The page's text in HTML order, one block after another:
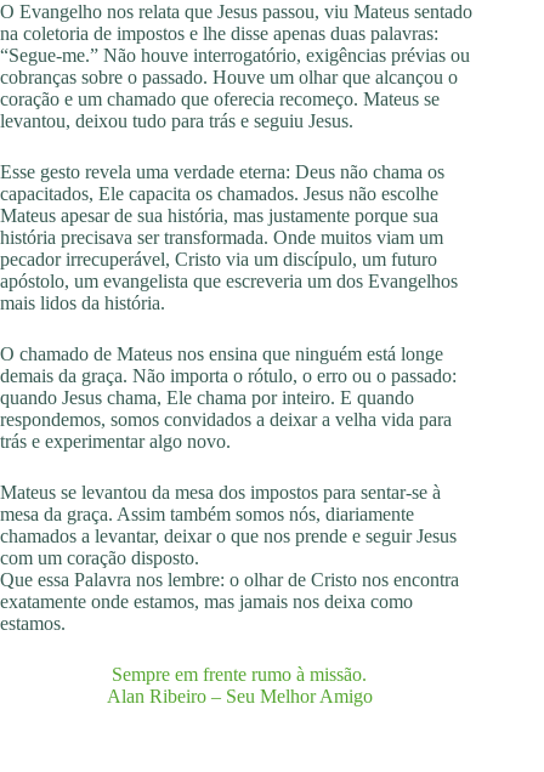
O Evangelho nos relata que Jesus passou, viu Mateus sentado
na coletoria de impostos e lhe disse apenas duas palavras:
“Segue-me.” Não houve interrogatório, exigências prévias ou
cobranças sobre o passado. Houve um olhar que alcançou o
coração e um chamado que oferecia recomeço. Mateus se
levantou, deixou tudo para trás e seguiu Jesus.
Esse gesto revela uma verdade eterna: Deus não chama os
capacitados, Ele capacita os chamados. Jesus não escolhe
Mateus apesar de sua história, mas justamente porque sua
história precisava ser transformada. Onde muitos viam um
pecador irrecuperável, Cristo via um discípulo, um futuro
apóstolo, um evangelista que escreveria um dos Evangelhos
mais lidos da história.
O chamado de Mateus nos ensina que ninguém está longe
demais da graça. Não importa o rótulo, o erro ou o passado:
quando Jesus chama, Ele chama por inteiro. E quando
respondemos, somos convidados a deixar a velha vida para
trás e experimentar algo novo.
Mateus se levantou da mesa dos impostos para sentar-se à
mesa da graça. Assim também somos nós, diariamente
chamados a levantar, deixar o que nos prende e seguir Jesus
com um coração disposto.
Que essa Palavra nos lembre: o olhar de Cristo nos encontra
exatamente onde estamos, mas jamais nos deixa como
estamos.
Sempre em frente rumo à missão.
Alan Ribeiro – Seu Melhor Amigo